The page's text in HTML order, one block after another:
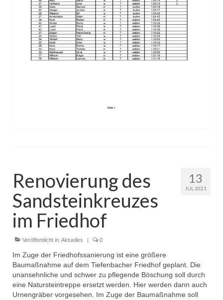
13
JUL 2021
Renovierung des
Sandsteinkreuzes
im Friedhof
Veröffentlicht in: Aktuelles | 0
Im Zuge der Friedhofssanierung ist eine größere
Baumaßnahme auf dem Tiefenbacher Friedhof geplant. Die
unansehnliche und schwer zu pflegende Böschung soll durch
eine Natursteintreppe ersetzt werden. Hier werden dann auch
Urnengräber vorgesehen. Im Zuge der Baumaßnahme soll